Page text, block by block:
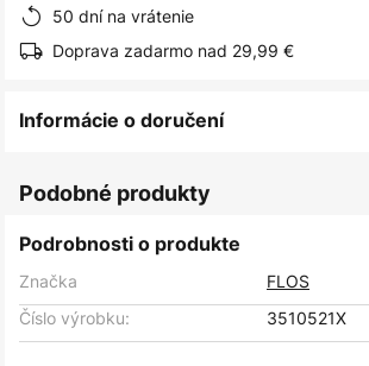
50 dní na vrátenie
Doprava zadarmo nad 29,99 €
Informácie o doručení
Podobné produkty
Podrobnosti o produkte
Značka
FLOS
Číslo výrobku:
3510521X